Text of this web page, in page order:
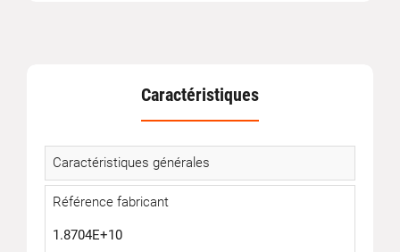
Caractéristiques
Caractéristiques générales
Référence fabricant
1.8704E+10